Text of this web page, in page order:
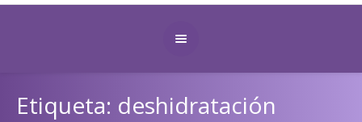
Etiqueta: deshidratación